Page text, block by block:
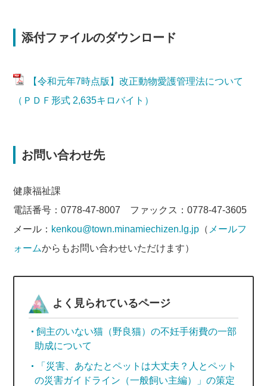
添付ファイルのダウンロード
【令和元年7時点版】改正動物愛護管理法について
（ＰＤＦ形式 2,635キロバイト）
お問い合わせ先
健康福祉課
電話番号：0778-47-8007 ファックス：0778-47-3605
メール： kenkou@town.minamiechizen.lg.jp （ メールフ
ォームからもお問い合わせいただけます）
よく見られているページ
飼主のいない猫（野良猫）の不妊手術費の一部
助成について
「災害、あなたとペットは大丈夫？人とペット
の災害ガイドライン（一般飼い主編）」の策定